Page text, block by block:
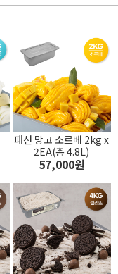
패션 망고 소르베 2kg x
2EA(총 4.8L)
57,000원